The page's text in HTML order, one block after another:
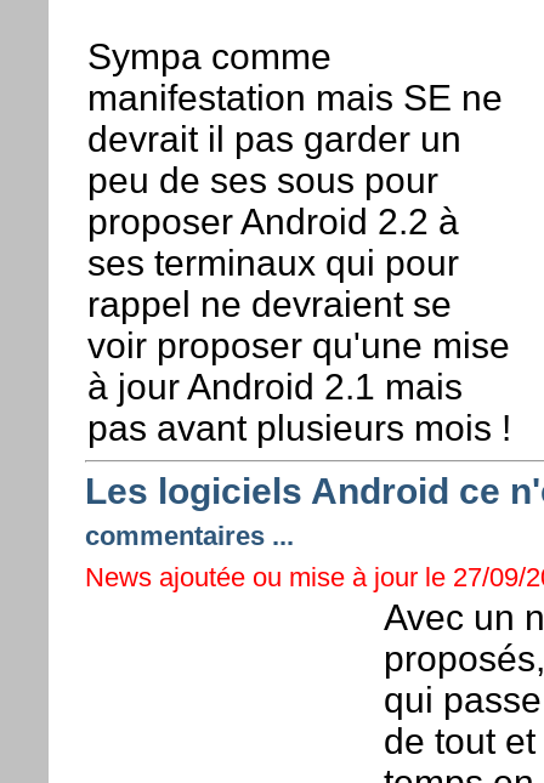
Sympa comme
manifestation mais SE ne
devrait il pas garder un
peu de ses sous pour
proposer Android 2.2 à
ses terminaux qui pour
rappel ne devraient se
voir proposer qu'une mise
à jour Android 2.1 mais
pas avant plusieurs mois !
Les logiciels Android ce
commentaires ...
News ajoutée ou mise à jour le 27/09/
Avec un
qui
de tout